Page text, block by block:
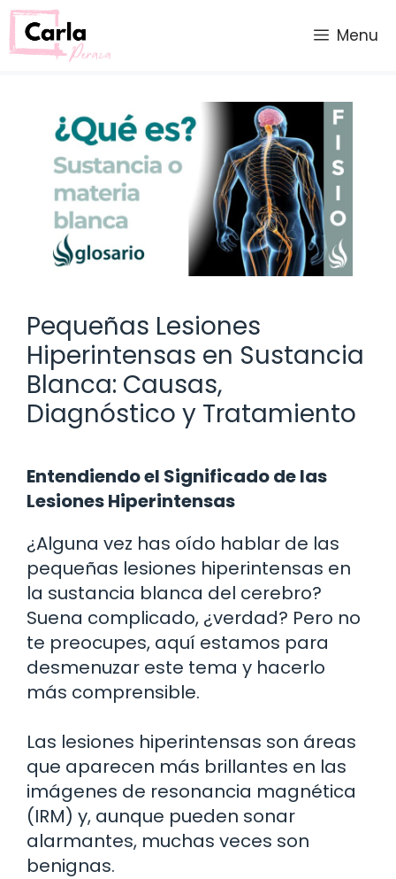
Saltar
al
contenido
Menu
Pequeñas Lesiones
Hiperintensas en Sustancia
Blanca: Causas,
Diagnóstico y Tratamiento
Entendiendo el Significado de las
Lesiones Hiperintensas
¿Alguna vez has oído hablar de las
pequeñas lesiones hiperintensas en
la sustancia blanca del cerebro?
Suena complicado, ¿verdad? Pero no
te preocupes, aquí estamos para
desmenuzar este tema y hacerlo
más comprensible.
Las lesiones hiperintensas son áreas
que aparecen más brillantes en las
imágenes de resonancia magnética
(IRM) y, aunque pueden sonar
alarmantes, muchas veces son
benignas.